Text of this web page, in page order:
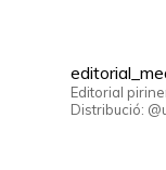
Editorial
Distribució: